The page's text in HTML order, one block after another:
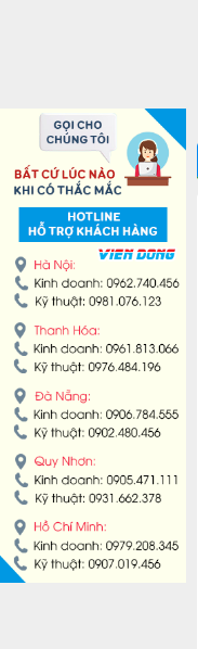
MÁY CHIA BỘT
MÁY SE BỘT
MÁY CÁN BỘT
TỦ Ủ BỘT
LÒ NƯỚNG BÁNH MÌ
LÒ NƯỚNG XOAY
LÒ NƯỚNG BÁNH
MÁY LÀM XÍU MẠI
LINH KIỆN THIẾT BỊ